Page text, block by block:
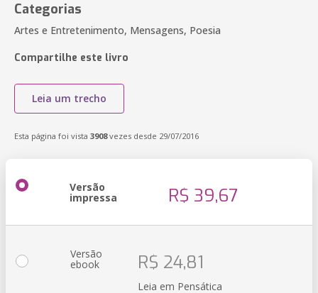
Categorias
Artes e Entretenimento, Mensagens, Poesia
Compartilhe este livro
Leia um trecho
Esta página foi vista 3908vezes desde 29/07/2016
Versão
impressa R$ 39,67
Versão
ebook R$ 24,81
Leia em Pensática